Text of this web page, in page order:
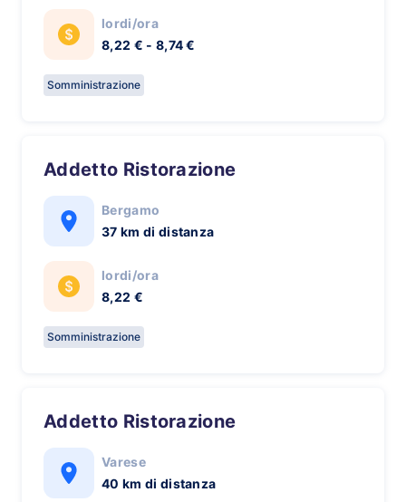
lordi/ora
8,22 € - 8,74 €
Somministrazione
Addetto Ristorazione
Bergamo
37 km di distanza
lordi/ora
8,22 €
Somministrazione
Addetto Ristorazione
Varese
40 km di distanza